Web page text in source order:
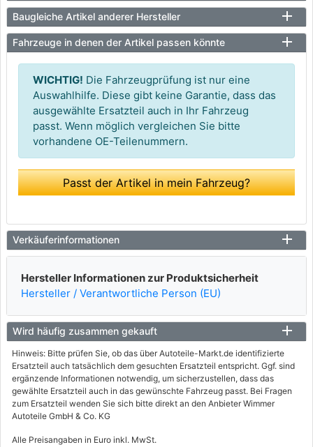
Baugleiche Artikel anderer Hersteller
Fahrzeuge in denen der Artikel passen könnte
WICHTIG! Die Fahrzeugprüfung ist nur eine
Auswahlhilfe. Diese gibt keine Garantie, dass das
ausgewählte Ersatzteil auch in Ihr Fahrzeug
passt. Wenn möglich vergleichen Sie bitte
vorhandene OE-Teilenummern.
Passt der Artikel in mein Fahrzeug?
Verkäuferinformationen
Hersteller Informationen zur Produktsicherheit
Hersteller / Verantwortliche Person (EU)
Wird häufig zusammen gekauft
Hinweis: Bitte prüfen Sie, ob das über Autoteile-Markt.de identifizierte
Ersatzteil auch tatsächlich dem gesuchten Ersatzteil entspricht. Ggf. sind
ergänzende Informationen notwendig, um sicherzustellen, dass das
gewählte Ersatzteil auch in das gewünschte Fahrzeug passt. Bei Fragen
zum Ersatzteil wenden Sie sich bitte direkt an den Anbieter Wimmer
Autoteile GmbH & Co. KG
Alle Preisangaben in Euro inkl. MwSt.